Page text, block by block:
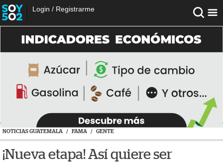
Login / Registrarme
NOTICIAS GUATEMALA / FAMA / GENTE
¡Nueva etapa! Así quiere ser